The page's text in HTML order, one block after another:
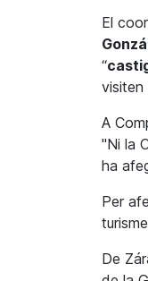
El
“
visiten
A
"Ni la
ha
Per
De